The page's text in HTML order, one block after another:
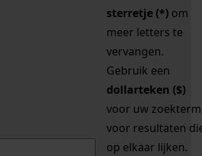
sterretje (*) om
meer letters te
vervangen.
Gebruik een
dollarteken ($)
voor uw zoekterm
voor resultaten
op elkaar lijken.